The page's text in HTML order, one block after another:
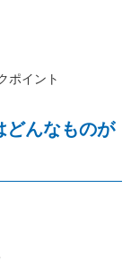
ポイント
どんなものが